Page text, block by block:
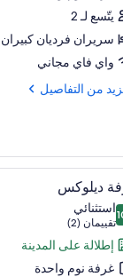
يتّسع لـ 2
سريران فرديان كبيران
واي فاي مجاني
من التفاصيل
وستائر تعتيم
3 ديلوكس
من 10
استثنائي
تقييمان (2)
(تقييمان
(2))إطلالة على المدينة
غرفة نوم واحدة